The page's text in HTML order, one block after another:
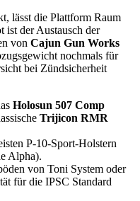
lässt die Plattform Raum
der Austausch der
von Cajun Gun Works
nochmals für
bei Zündsicherheit
Holosun 507 Comp
Trijicon RMR
P-10-Sport-Holstern
Alpha).
von Toni System oder
für die IPSC Standard